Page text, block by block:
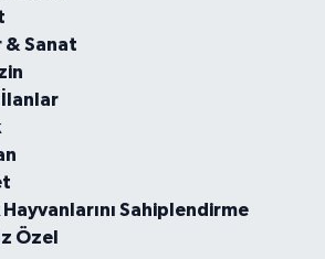
& Sanat
İlanlar
Sahiplendirme
Özel